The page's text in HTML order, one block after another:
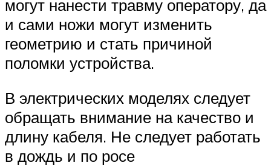
могут нанести травму оператору, да
и сами ножи могут изменить
геометрию и стать причиной
поломки устройства.
В электрических моделях следует
обращать внимание на качество и
длину кабеля. Не следует работать
в дождь и по росе